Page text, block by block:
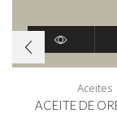
Aceites
ACEITE DE